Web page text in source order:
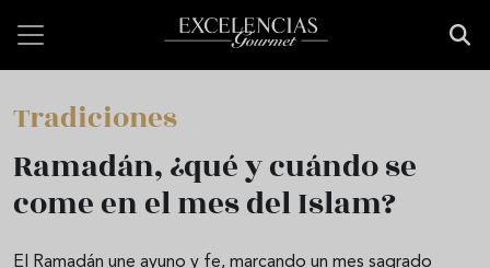
Tradiciones
Ramadán, ¿qué y cuándo se
come en el mes del Islam?
El Ramadán une ayuno y fe, marcando un mes sagrado